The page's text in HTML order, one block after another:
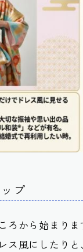
プ
ろから始まり
ス風にしたり